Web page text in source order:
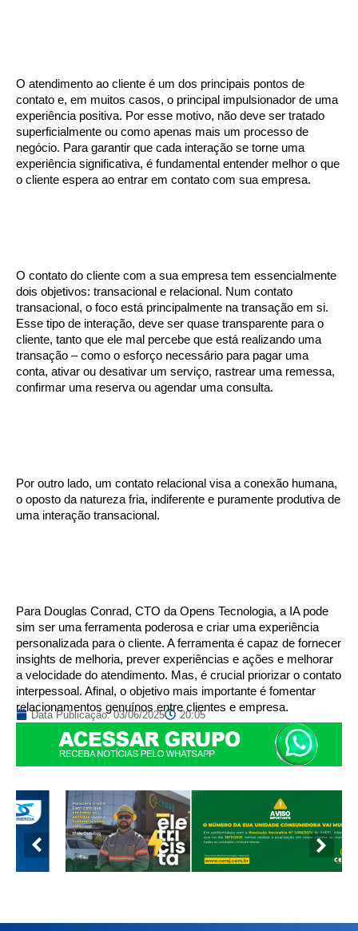
O atendimento ao cliente é um dos principais pontos de
contato e, em muitos casos, o principal impulsionador de uma
experiência positiva. Por esse motivo, não deve ser tratado
superficialmente ou como apenas mais um processo de
negócio. Para garantir que cada interação se torne uma
experiência significativa, é fundamental entender melhor o que
o cliente espera ao entrar em contato com sua empresa.
O contato do cliente com a sua empresa tem essencialmente
dois objetivos: transacional e relacional. Num contato
transacional, o foco está principalmente na transação em si.
Esse tipo de interação, deve ser quase transparente para o
cliente, tanto que ele mal percebe que está realizando uma
transação – como o esforço necessário para pagar uma
conta, ativar ou desativar um serviço, rastrear uma remessa,
confirmar uma reserva ou agendar uma consulta.
Por outro lado, um contato relacional visa a conexão humana,
o oposto da natureza fria, indiferente e puramente produtiva de
uma interação transacional.
Para Douglas Conrad, CTO da Opens Tecnologia, a IA pode
sim ser uma ferramenta poderosa e criar uma experiência
personalizada para o cliente. A ferramenta é capaz de fornecer
insights de melhoria, prever experiências e ações e melhorar
a velocidade do atendimento. Mas, é crucial priorizar o contato
interpessoal. Afinal, o objetivo mais importante é fomentar
relacionamentos genuínos entre clientes e empresa.
Data Publicação:03/06/2025 20:05